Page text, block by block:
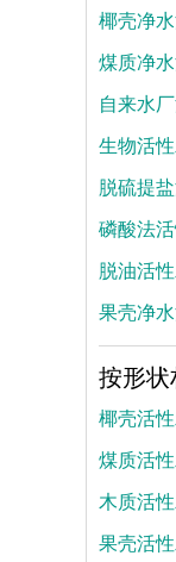
椰壳净
煤质净
自来水
生物活
脱硫提
磷酸法
脱油活
果壳净
按形
椰壳活
煤质活
木质活
果壳活